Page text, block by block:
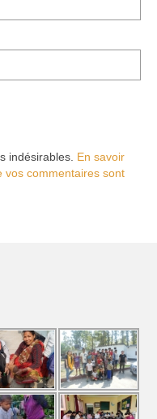
indésirables. En savoir
vos commentaires sont